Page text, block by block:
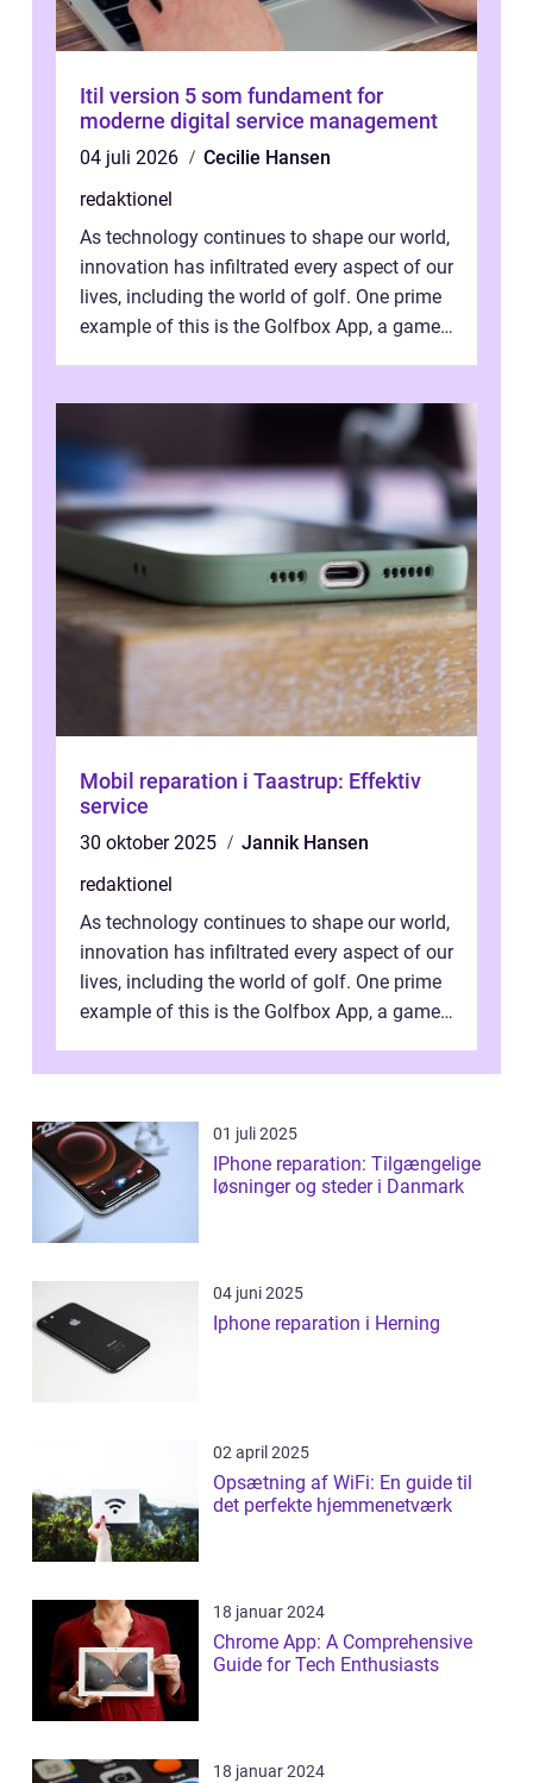
Itil version 5 som fundament for
moderne digital service management
04 juli 2026
Cecilie Hansen
redaktionel
As technology continues to shape our world,
innovation has infiltrated every aspect of our
lives, including the world of golf. One prime
example of this is the Golfbox App, a game-
Mobil reparation i Taastrup: Effektiv
service
30 oktober 2025
Jannik Hansen
redaktionel
As technology continues to shape our world,
innovation has infiltrated every aspect of our
lives, including the world of golf. One prime
example of this is the Golfbox App, a game-
01 juli 2025
IPhone reparation: Tilgængelige
løsninger og steder i Danmark
04 juni 2025
Iphone reparation i Herning
02 april 2025
Opsætning af WiFi: En guide til
det perfekte hjemmenetværk
18 januar 2024
Chrome App: A Comprehensive
Guide for Tech Enthusiasts
18 januar 2024